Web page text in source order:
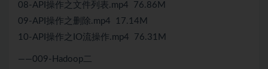
08-API操作之文件列表.mp4 76.86M
09-API操作之删除.mp4 17.14M
10-API操作之IO流操作.mp4 76.31M
——009-Hadoop二